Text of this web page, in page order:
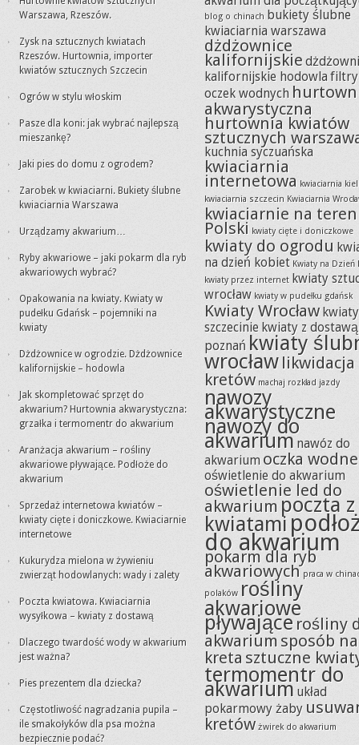
Warszawa, Rzeszów.
Zysk na sztucznych kwiatach
Rzeszów. Hurtownia, importer
kwiatów sztucznych Szczecin
Ogrów w stylu włoskim
Pasze dla koni: jak wybrać najlepszą
mieszankę?
Jaki pies do domu z ogrodem?
Zarobek w kwiaciarni. Bukiety ślubne
kwiaciarnia Warszawa
Urządzamy akwarium…
Ryby akwariowe – jaki pokarm dla ryb
akwariowych wybrać?
Opakowania na kwiaty. Kwiaty w
pudełku Gdańsk – pojemniki na
kwiaty
Dżdżownice w ogrodzie. Dżdżownice
kalifornijskie – hodowla
Jak skompletować sprzęt do
akwarium? Hurtownia akwarystyczna:
grzałka i termomentr do akwarium
Aranżacja akwarium – rośliny
akwariowe pływające. Podłoże do
akwarium
Sprzedaż internetowa kwiatów –
kwiaty cięte i doniczkowe. Kwiaciarnie
internetowe
Kukurydza mielona w żywieniu
zwierząt hodowlanych: wady i zalety
Poczta kwiatowa. Kwiaciarnia
wysyłkowa – kwiaty z dostawą
Dlaczego twardość wody w akwarium
jest ważna?
Pies prezentem dla dziecka?
Częstotliwość nagradzania pupila –
ile smakołyków dla psa można
bezpiecznie podać?
blog o chinach bukiety ślubne
kwiaciarnia warszawa
dżdżownice
kalifornijskie
kalifornijskie hodowla filtry
oczek wodnych
akwarystyczna
hurtownia kwiatów
sztucznych
kuchnia syczuańska
kwiaciarnia
internetowa kwiaciarnia
kwiaciarnia szczecin Kwiaciarnia
kwiaciarnie na
Polski kwiaty cięte i doniczkowe
kwiaty do ogrodu
na dzień kobiet Kwiaty na Dzień
kwiaty przez internet kwiaty
wrocław kwiaty w pudełku gdańsk
Kwiaty Wrocław
szczecinie kwiaty z dostawą
poznań kwiaty
wrocław likwidacja
kretów machaj rozkład jazdy
nawozy
akwarystyczne
nawozy do
akwarium nawóz do
akwarium oczka wodne
oświetlenie do akwarium
oświetlenie led do
akwarium poczta z
kwiatami
do akwarium
pokarm dla ryb
akwariowych praca w
polaków rośliny
akwariowe
pływające rośliny
akwarium sposób na
kreta sztuczne
termomentr do
akwarium układ
pokarmowy żaby
kretów żwirek do akwarium